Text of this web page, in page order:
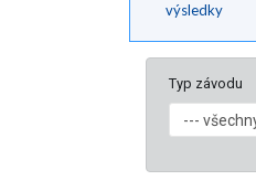
výsledky
Typ závodu